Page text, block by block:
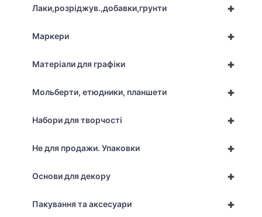
+
Лаки,розріджув.,добавки,грунти
+
Маркери
+
Матеріали для графіки
+
Мольберти, етюдники, планшети
+
Набори для творчості
+
Не для продажи. Упаковки
+
Основи для декору
+
Пакування та аксесуари